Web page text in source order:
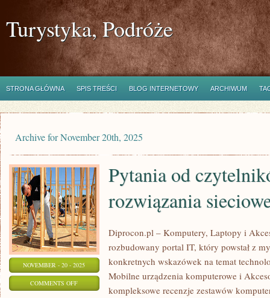
Turystyka, Podróże
STRONA GŁÓWNA SPIS TREŚCI BLOG INTERNETOWY ARCHIWUM
Archive for November 20th, 2025
NOVEMBER - 20 - 2025
COMMENTS OFFON
Pytania od
rozwiązania
Diprocon.pl – Komputery, Laptopy i
rozbudowany portal IT, który powstał z
konkretnych wskazówek na temat
Mobilne urządzenia komputerowe i
kompleksowe recenzje zestawów